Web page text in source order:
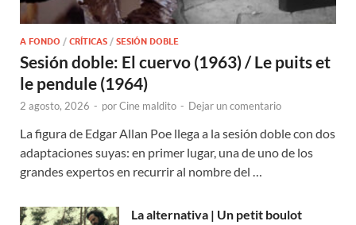
A FONDO / CRÍTICAS / SESIÓN DOBLE
Sesión doble: El cuervo (1963) / Le puits et
le pendule (1964)
2 agosto, 2026 - porCine maldito - Dejar un comentario
La figura de Edgar Allan Poe llega a la sesión doble con dos
adaptaciones suyas: en primer lugar, una de uno de los
grandes expertos en recurrir al nombre del …
La alternativa | Un petit boulot